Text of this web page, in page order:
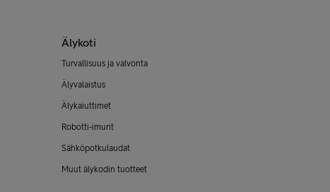
Älykoti
Turvallisuus ja valvonta
Älyvalaistus
Älykaiuttimet
Robotti-imurit
Sähköpotkulaudat
Muut älykodin tuotteet